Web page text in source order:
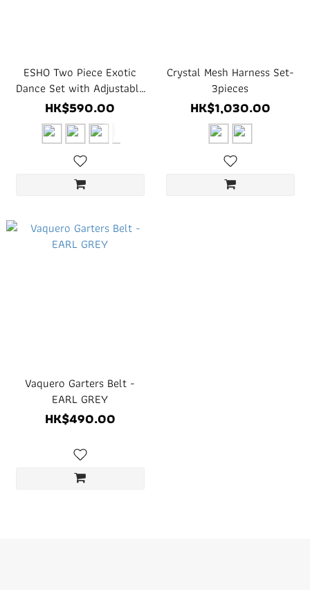
ESHO Two Piece Exotic
Dance Set with Adjustable
Hardware
HK$590.00
Crystal Mesh Harness Set-
3pieces
HK$1,030.00
Vaquero Garters Belt -
EARL GREY
HK$490.00